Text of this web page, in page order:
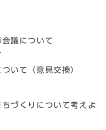
会議について
いて（意見交換）
づくりについて考えよ